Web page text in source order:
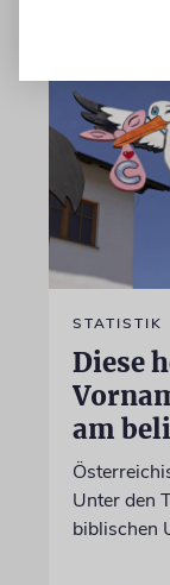
STATISTIK
Diese
am
Unter den
biblischen